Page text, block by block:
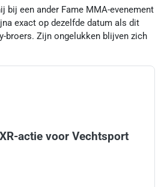
bij een ander Fame MMA-evenement
exact op dezelfde datum als dit
broers. Zijn ongelukken blijven zich
actie voor Vechtsport